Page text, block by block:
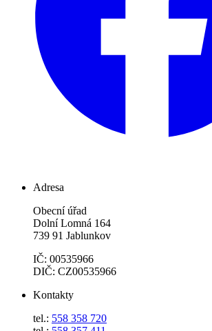
Adresa
Obecní úřad
Dolní Lomná 164
739 91 Jablunkov
IČ: 00535966
DIČ: CZ00535966
Kontakty
tel.: 558 358 720